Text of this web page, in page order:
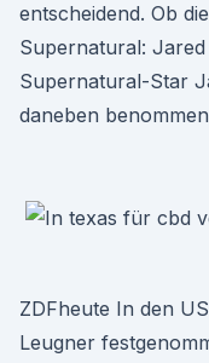
entscheidend. Ob
Supernatural:
Supernatural-Star
daneben
ZDFheute In den
Leugner